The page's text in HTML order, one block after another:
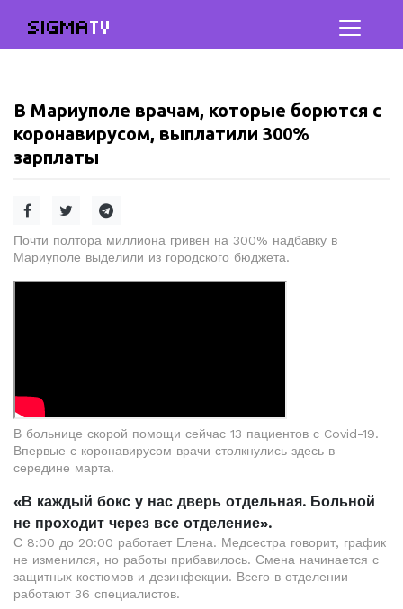
SIGMATV
В Мариуполе врачам, которые борются с
коронавирусом, выплатили 300%
зарплаты
Почти полтора миллиона гривен на 300% надбавку в
Мариуполе выделили из городского бюджета.
В больнице скорой помощи сейчас 13 пациентов с Covid-19.
Впервые с коронавирусом врачи столкнулись здесь в
середине марта.
«В каждый бокс у нас дверь отдельная. Больной
не проходит через все отделение».
С 8:00 до 20:00 работает Елена. Медсестра говорит, график
не изменился, но работы прибавилось. Смена начинается с
защитных костюмов и дезинфекции. Всего в отделении
работают 36 специалистов.